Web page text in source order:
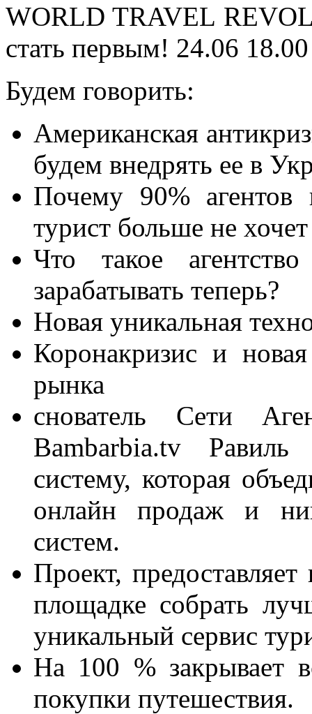
WORLD TRAVEL
стать первым! 24.06 18.00
Будем говорить:
Американская
будем внедрять ее в
Почему 90%
турист больше не
Что такое
зарабатывать теперь?
Новая уникальная
Коронакризис и
рынка
снователь Сети
Bambarbia.tv
систему, которая
онлайн продаж и
систем.
Проект,
площадке собрать
уникальный сервис
На 100 % закрывает
покупки путешествия.